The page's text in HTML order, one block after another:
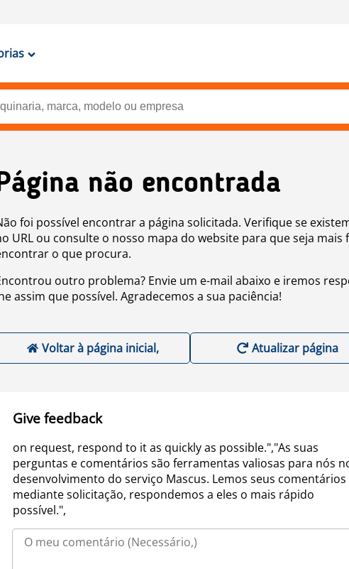
não encontrada
foi possível encontrar a página solicitada. Verifique se
URL ou consulte o nosso mapa do website para que seja mais
o que procura.
outro problema? Envie um e-mail abaixo e iremos
assim que possível. Agradecemos a sua paciência!
Voltar à página inicial, Atualizar página
Give feedback
on request, respond to it as quickly as possible.","As suas
perguntas e comentários são ferramentas valiosas para nós
desenvolvimento do serviço Mascus. Lemos seus comentários
mediante solicitação, respondemos a eles o mais rápido
possível.",